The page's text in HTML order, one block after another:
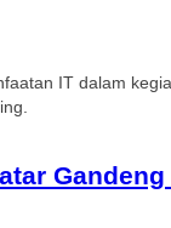
IT dalam